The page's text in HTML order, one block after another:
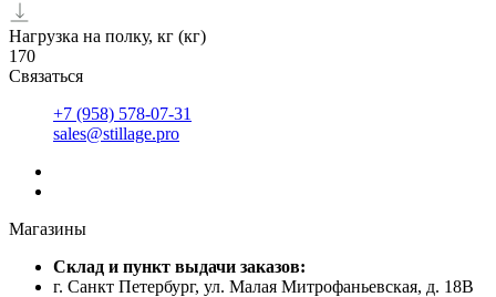
Нагрузка на полку, кг (кг)
170
Связаться
+7 (958) 578-07-31
sales@stillage.pro
Магазины
Cклад и пункт выдачи заказов:
г. Санкт Петербург, ул. Малая Митрофаньевская, д. 18В